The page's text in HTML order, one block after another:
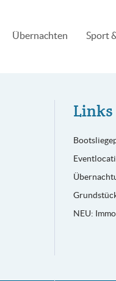
Übernachten Sport
Links
NEU: